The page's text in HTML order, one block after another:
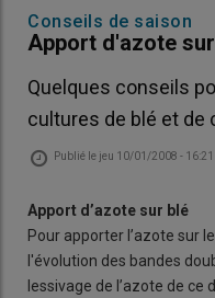
Conseils de saison
Apport d'azote
Quelques conseils
cultures de blé et de
Publié le jeu 10/01/2008 - 16:21
Apport d’azote sur blé
Pour apporter l’azote sur
l'évolution des bandes
lessivage de l’azote de ce